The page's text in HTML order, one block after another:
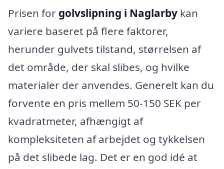
Prisen for golvslipning i Naglarby kan
variere baseret på flere faktorer,
herunder gulvets tilstand, størrelsen af
det område, der skal slibes, og hvilke
materialer der anvendes. Generelt kan du
forvente en pris mellem 50-150 SEK per
kvadratmeter, afhængigt af
kompleksiteten af arbejdet og tykkelsen
på det slibede lag. Det er en god idé at